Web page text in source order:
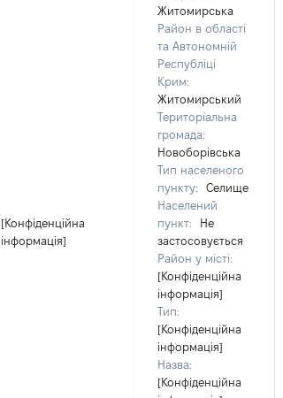
[Конфіденційна
інформація]
Житомирська
Район в області
та Автономній
Республіці
Крим:
Житомирський
Територіальна
громада:
Новоборівська
Тип населеного
пункту:
Селище
Населений
пункт:
Не
застосовується
Район у місті:
[Конфіденційна
інформація]
Тип:
[Конфіденційна
інформація]
Назва:
[Конфіденційна